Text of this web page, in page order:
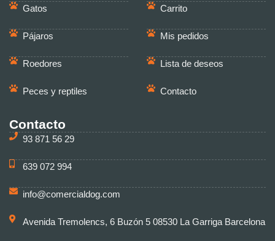
Gatos
Pájaros
Roedores
Peces y reptiles
Carrito
Mis pedidos
Lista de deseos
Contacto
Contacto
93 871 56 29
639 072 994
info@comercialdog.com
Avenida Tremolencs, 6 Buzón 5 08530 La Garriga Barcelona